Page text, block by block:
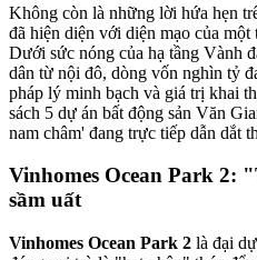
Không còn là những lời hứa hẹn
đã hiện diện với diện mạo của
Dưới sức nóng của hạ tầng Vành
dân từ nội đô, dòng vốn nghìn tỷ
pháp lý minh bạch và giá trị khai
sách 5 dự án bất động sản Văn
nam châm' đang trực tiếp dẫn dắt
Vinhomes Ocean Park 2:
sầm uất
Vinhomes Ocean Park 2 là đại